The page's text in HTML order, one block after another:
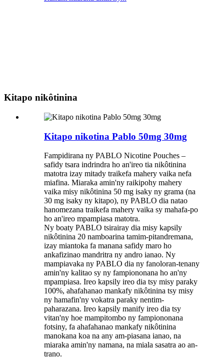
Kitapo nikôtinina
Kitapo nikotina Pablo 50mg 30mg
Fampidirana ny PABLO Nicotine Pouches –
safidy tsara indrindra ho an'ireo tia nikôtinina
matotra izay mitady traikefa mahery vaika nefa
miafina. Miaraka amin'ny raikipohy mahery
vaika misy nikôtinina 50 mg isaky ny grama (na
30 mg isaky ny kitapo), ny PABLO dia natao
hanomezana traikefa mahery vaika sy mahafa-po
ho an'ireo mpampiasa matotra.
Ny boaty PABLO tsirairay dia misy kapsily
nikôtinina 20 namboarina tamim-pitandremana,
izay miantoka fa manana safidy maro ho
ankafizinao mandritra ny andro ianao. Ny
mampiavaka ny PABLO dia ny fanoloran-tenany
amin'ny kalitao sy ny fampiononana ho an'ny
mpampiasa. Ireo kapsily ireo dia tsy misy paraky
100%, ahafahanao mankafy nikôtinina tsy misy
ny hamafin'ny vokatra paraky nentim-
paharazana. Ireo kapsily manify ireo dia tsy
vitan'ny hoe mampitombo ny fampiononana
fotsiny, fa ahafahanao mankafy nikôtinina
manokana koa na any am-piasana ianao, na
miaraka amin'ny namana, na miala sasatra ao an-
trano.